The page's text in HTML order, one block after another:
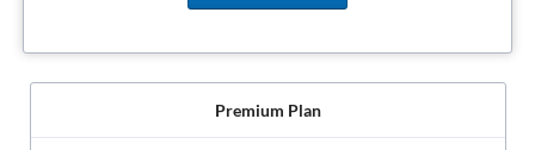
Premium Plan